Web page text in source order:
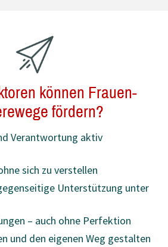
können Frauen-
fördern?
Verantwortung aktiv
sich zu verstellen
Unterstützung unter
– auch ohne Perfektion
und den eigenen Weg gestalten